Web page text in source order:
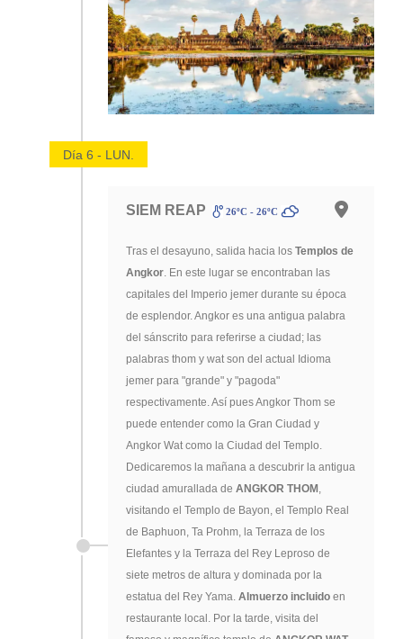
Día 6 - LUN.
SIEM REAP 26ºC - 26ºC
Tras el desayuno, salida hacia los Templos de
Angkor. En este lugar se encontraban las
capitales del Imperio jemer durante su época
de esplendor. Angkor es una antigua palabra
del sánscrito para referirse a ciudad; las
palabras thom y wat son del actual Idioma
jemer para "grande" y "pagoda"
respectivamente. Así pues Angkor Thom se
puede entender como la Gran Ciudad y
Angkor Wat como la Ciudad del Templo.
Dedicaremos la mañana a descubrir la antigua
ciudad amurallada de ANGKOR THOM ,
visitando el Templo de Bayon, el Templo Real
de Baphuon, Ta Prohm, la Terraza de los
Elefantes y la Terraza del Rey Leproso de
siete metros de altura y dominada por la
estatua del Rey Yama. Almuerzo incluido en
restaurante local. Por la tarde, visita del